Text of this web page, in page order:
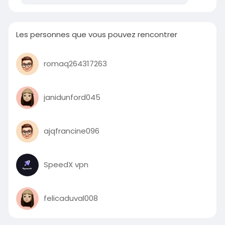
Les personnes que vous pouvez rencontrer
romaq264317263
janidunford045
ajqfrancine096
SpeedX vpn
felicaduval008